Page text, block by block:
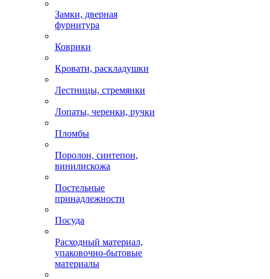
Замки, дверная
фурнитура
Коврики
Кровати, раскладушки
Лестницы, стремянки
Лопаты, черенки, ручки
Пломбы
Поролон, синтепон,
винилискожа
Постельные
принадлежности
Посуда
Расходный материал,
упаковочно-бытовые
материалы